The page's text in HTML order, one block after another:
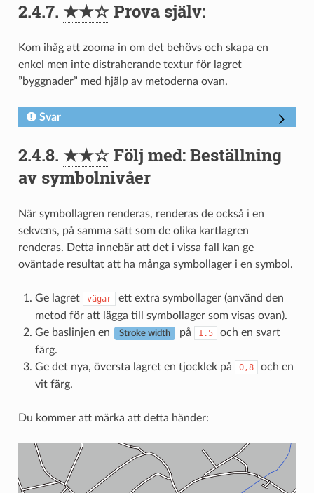
2.4.7. ★★☆Prova själv:
Kom ihåg att zooma in om det behövs och skapa en
enkel men inte distraherande textur för lagret
”byggnader” med hjälp av metoderna ovan.
Svar
2.4.8. ★★☆Följ med: Beställning
av symbolnivåer
När symbollagren renderas, renderas de också i en
sekvens, på samma sätt som de olika kartlagren
renderas. Detta innebär att det i vissa fall kan ge
oväntade resultat att ha många symbollager i en symbol.
Ge lagret vägar
ett extra symbollager (använd den
metod för att lägga till symbollager som visas ovan).
Ge baslinjen en
Stroke width på 1.5
och en svart
färg.
Ge det nya, översta lagret en tjocklek på
0,8
och en
vit färg.
Du kommer att märka att detta händer: